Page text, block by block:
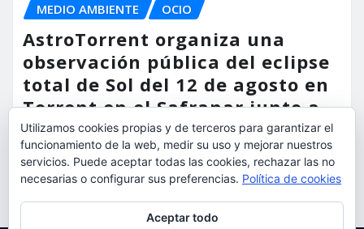
MEDIO AMBIENTE
OCIO
AstroTorrent organiza una
observación pública del eclipse
total de Sol del 12 de agosto en
Torrent en el Safranar junto a
las vías del AVE
torrent al dia Ago 5, 2026
Utilizamos cookies propias y de terceros para garantizar el
funcionamiento de la web, medir su uso y mejorar nuestros
servicios. Puede aceptar todas las cookies, rechazar las no
necesarias o configurar sus preferencias. Política de cookies
Aceptar todo